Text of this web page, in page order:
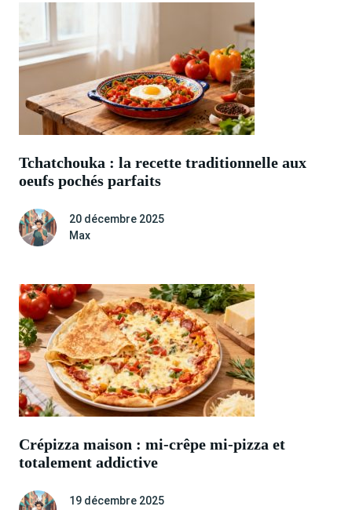
Tchatchouka : la recette traditionnelle aux
oeufs pochés parfaits
20 décembre 2025
Max
Crépizza maison : mi-crêpe mi-pizza et
totalement addictive
19 décembre 2025